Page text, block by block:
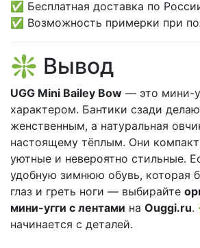
✅ Бесплатная доставка по
✅ Возможность примерки при
❇️ Вывод
UGG Mini Bailey Bow — это мини-
характером. Бантики сзади
женственным, а натуральная
настоящему тёплым. Они
уютные и невероятно стильные.
удобную зимнюю обувь, которая
глаз и греть ноги — выбирайте
мини-угги с лентами на Ouggi.ru.
начинается с деталей.